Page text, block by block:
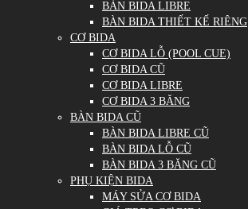
BÀN BIDA LIBRE
BÀN BIDA THIẾT KẾ RIÊNG
CƠ BIDA
CƠ BIDA LỖ (POOL CUE)
CƠ BIDA CŨ
CƠ BIDA LIBRE
CƠ BIDA 3 BĂNG
BÀN BIDA CŨ
BÀN BIDA LIBRE CŨ
BÀN BIDA LỖ CŨ
BÀN BIDA 3 BĂNG CŨ
PHỤ KIỆN BIDA
MÁY SỬA CƠ BIDA